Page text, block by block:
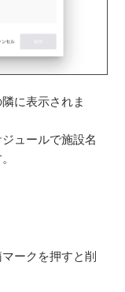
に表示されま
ュールで施設名
ークを押すと削